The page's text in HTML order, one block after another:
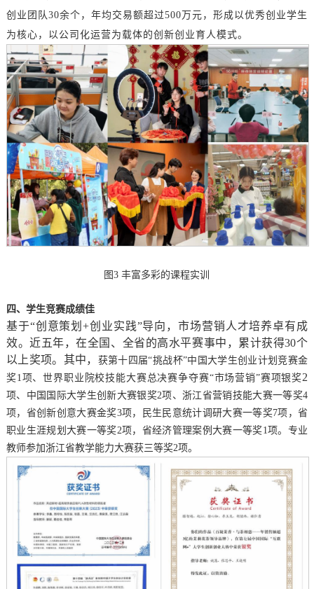
创业团队30余个，年均交易额超过500万元，形成以优秀创业学生
为核心，以公司 化运营 为载体的创新创业育人模式。
图3 丰富多彩的课程实训
四、学生竞赛成绩佳
基于“创意策划+创业实践”导向，市场营销人才培养卓有成
效。近五年，在全国、全省的高水平赛事中，累计获得30个
以上奖项。其中， 获第十四届“挑战杯”中国大学生创业计划竞赛金
奖1项、世界职业院校技能大赛总决赛争夺赛“市场营销”赛项银奖2
项、中国国际大学生创新大赛银奖2项、浙江省营销技能大赛一等奖4
项，省创新创意大赛金奖3项，民生民意统计调研大赛一等奖7项，省
职业生涯规划大赛一等奖2项，省经济管理案例大赛一等奖1项。专业
教师参加浙江省教学能力大赛获三等奖2项。